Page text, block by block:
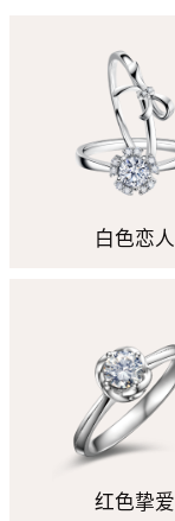
白色恋人
红色挚爱